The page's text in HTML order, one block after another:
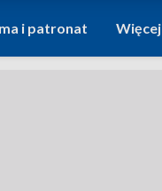
i patronat Więcej